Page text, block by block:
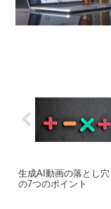
生成AI動画の落とし
の7つのポイント